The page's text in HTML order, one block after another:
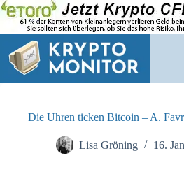
Zum
Inhalt
springen
Die Uhren ticken Bitcoin – A.
Lisa Gröning 16.